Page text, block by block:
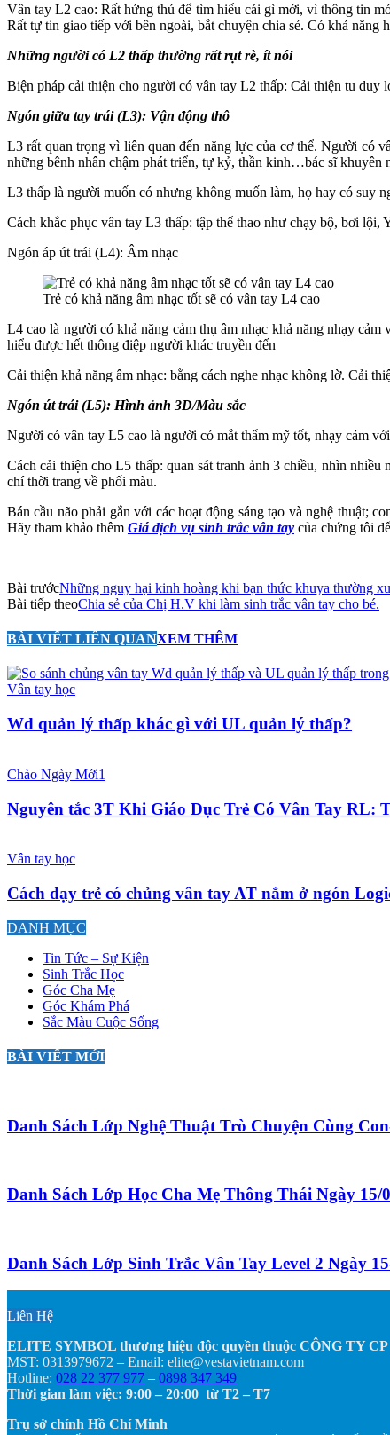
Vân tay L2 cao: Rất hứng thú để tìm hiểu cái gì mới, vì thông tin
Rất tự tin giao tiếp với bên ngoài, bắt chuyện chia sẻ. Có khả
Những người có L2 thấp thường rất rụt rè, ít nói
Biện pháp cải thiện cho người có vân tay L2 thấp: Cải thiện tu duy
Ngón giữa tay trái (L3): Vận động thô
L3 rất quan trọng vì liên quan đến năng lực của cơ thể. Người có
những bênh nhân chậm phát triển, tự kỷ, thần kinh…bác sĩ khuyên
L3 thấp là người muốn có nhưng không muốn làm, họ hay có suy
Cách khắc phục vân tay L3 thấp: tập thể thao như chạy bộ, bơi
Ngón áp út trái (L4): Âm nhạc
Trẻ có khả năng âm nhạc tốt sẽ có vân tay L4 cao
L4 cao là người có khả năng cảm thụ âm nhạc khả năng nhạy
hiểu được hết thông điệp người khác truyền đến
Cải thiện khả năng âm nhạc: bằng cách nghe nhạc không lờ. Cải
Ngón út trái (L5): Hình ảnh 3D/Màu sắc
Người có vân tay L5 cao là người có mắt thẩm mỹ tốt, nhạy cảm
Cách cải thiện cho L5 thấp: quan sát tranh ảnh 3 chiều, nhìn
chí thời trang về phối màu.
Bán cầu não phải gắn với các hoạt động sáng tạo và nghệ thuật;
Hãy tham khảo thêm Giá dịch vụ sinh trắc vân tay của chứng tôi
Bài trướcNhững nguy hại kinh hoàng khi bạn thức khuya thường
Bài tiếp theoChia sẻ của Chị H.V khi làm sinh trắc vân tay cho bé.
BÀI VIẾT LIÊN QUANXEM THÊM
Vân tay học
Wd quản lý thấp khác gì với UL quản lý thấp?
Chào Ngày Mới1
Nguyên tắc 3T Khi Giáo Dục Trẻ Có Vân Tay RL:
Vân tay học
Cách dạy trẻ có chủng vân tay AT nằm ở ngón
DANH MỤC
Tin Tức – Sự Kiện
Sinh Trắc Học
Góc Cha Mẹ
Góc Khám Phá
Sắc Màu Cuộc Sống
BÀI VIẾT MỚI
Danh Sách Lớp Nghệ Thuật Trò Chuyện Cùng
Danh Sách Lớp Học Cha Mẹ Thông Thái Ngày 15/
Danh Sách Lớp Sinh Trắc Vân Tay Level 2 Ngày
Liên Hệ
ELITE SYMBOL thương hiệu độc quyền thuộc CÔNG TY
MST: 0313979672 – Email: elite@vestavietnam.com
Hotline: 028 22 377 977 – 0898 347 349
Thời gian làm việc: 9:00 – 20:00 từ T2 – T7
Trụ sở chính Hồ Chí Minh